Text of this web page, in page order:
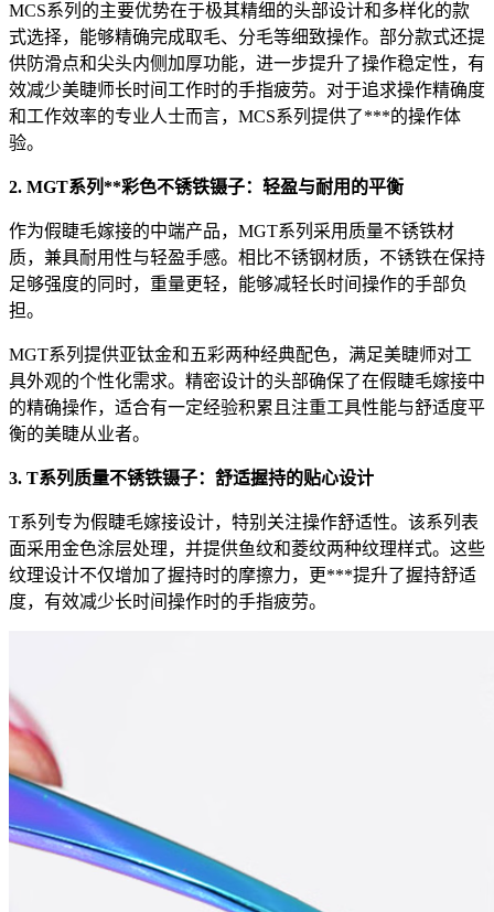
MCS系列的主要优势在于极其精细的头部设计和多样化的款
式选择，能够精确完成取毛、分毛等细致操作。部分款式还提
供防滑点和尖头内侧加厚功能，进一步提升了操作稳定性，有
效减少美睫师长时间工作时的手指疲劳。对于追求操作精确度
和工作效率的专业人士而言，MCS系列提供了***的操作体
验。
2. MGT系列**彩色不锈铁镊子：轻盈与耐用的平衡
作为假睫毛嫁接的中端产品，MGT系列采用质量不锈铁材
质，兼具耐用性与轻盈手感。相比不锈钢材质，不锈铁在保持
足够强度的同时，重量更轻，能够减轻长时间操作的手部负
担。
MGT系列提供亚钛金和五彩两种经典配色，满足美睫师对工
具外观的个性化需求。精密设计的头部确保了在假睫毛嫁接中
的精确操作，适合有一定经验积累且注重工具性能与舒适度平
衡的美睫从业者。
3. T系列质量不锈铁镊子：舒适握持的贴心设计
T系列专为假睫毛嫁接设计，特别关注操作舒适性。该系列表
面采用金色涂层处理，并提供鱼纹和菱纹两种纹理样式。这些
纹理设计不仅增加了握持时的摩擦力，更***提升了握持舒适
度，有效减少长时间操作时的手指疲劳。